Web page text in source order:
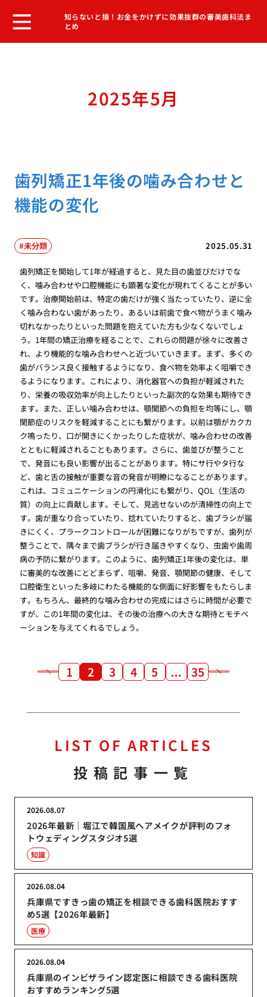
知らないと損！お金をかけずに効果抜群の審美歯科法ま
とめ
2025年5月
歯列矯正1年後の噛み合わせと
機能の変化
2025.05.31
未分類
歯列矯正を開始して1年が経過すると、見た目の歯並びだけでな
く、噛み合わせや口腔機能にも顕著な変化が現れてくることが多い
です。治療開始前は、特定の歯だけが強く当たっていたり、逆に全
く噛み合わない歯があったり、あるいは前歯で食べ物がうまく噛み
切れなかったりといった問題を抱えていた方も少なくないでしょ
う。1年間の矯正治療を経ることで、これらの問題が徐々に改善さ
れ、より機能的な噛み合わせへと近づいていきます。まず、多くの
歯がバランス良く接触するようになり、食べ物を効率よく咀嚼でき
るようになります。これにより、消化器官への負担が軽減された
り、栄養の吸収効率が向上したりといった副次的な効果も期待でき
ます。また、正しい噛み合わせは、顎関節への負担を均等にし、顎
関節症のリスクを軽減することにも繋がります。以前は顎がカクカ
ク鳴ったり、口が開きにくかったりした症状が、噛み合わせの改善
とともに軽減されることもあります。さらに、歯並びが整うこと
で、発音にも良い影響が出ることがあります。特にサ行やタ行な
ど、歯と舌の接触が重要な音の発音が明瞭になることがあります。
これは、コミュニケーションの円滑化にも繋がり、QOL（生活の
質）の向上に貢献します。そして、見逃せないのが清掃性の向上で
す。歯が重なり合っていたり、捻れていたりすると、歯ブラシが届
きにくく、プラークコントロールが困難になりがちですが、歯列が
整うことで、隅々まで歯ブラシが行き届きやすくなり、虫歯や歯周
病の予防に繋がります。このように、歯列矯正1年後の変化は、単
に審美的な改善にとどまらず、咀嚼、発音、顎関節の健康、そして
口腔衛生といった多岐にわたる機能的な側面に好影響をもたらしま
す。もちろん、最終的な噛み合わせの完成にはさらに時間が必要で
すが、この1年間の変化は、その後の治療への大きな期待とモチベ
ーションを与えてくれるでしょう。
1 2 3 4 5 … 35
LIST OF ARTICLES
投稿記事一覧
2026年最新｜堀江で韓国風ヘアメイクが評判のフォ
トウェディングスタジオ5選
2026.08.07
知識
兵庫県ですきっ歯の矯正を相談できる歯科医院おすす
め5選【2026年最新】
2026.08.04
医療
兵庫県のインビザライン認定医に相談できる歯科医院
おすすめランキング5選
2026.08.04